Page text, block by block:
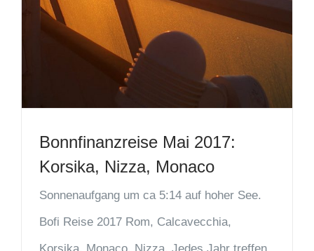
Bonnfinanzreise Mai 2017:
Korsika, Nizza, Monaco
Sonnenaufgang um ca 5:14 auf hoher See.
Bofi Reise 2017 Rom, Calcavecchia,
Korsika, Monaco, Nizza. Jedes Jahr treffen